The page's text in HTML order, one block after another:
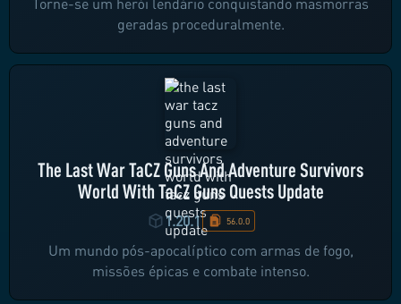
Torne-se um herói lendário conquistando masmorras
geradas proceduralmente.
The Last War TaCZ Guns And Adventure Survivors
World With TaCZ Guns Quests Update
1.20.1 56.0.0
Um mundo pós-apocalíptico com armas de fogo,
missões épicas e combate intenso.